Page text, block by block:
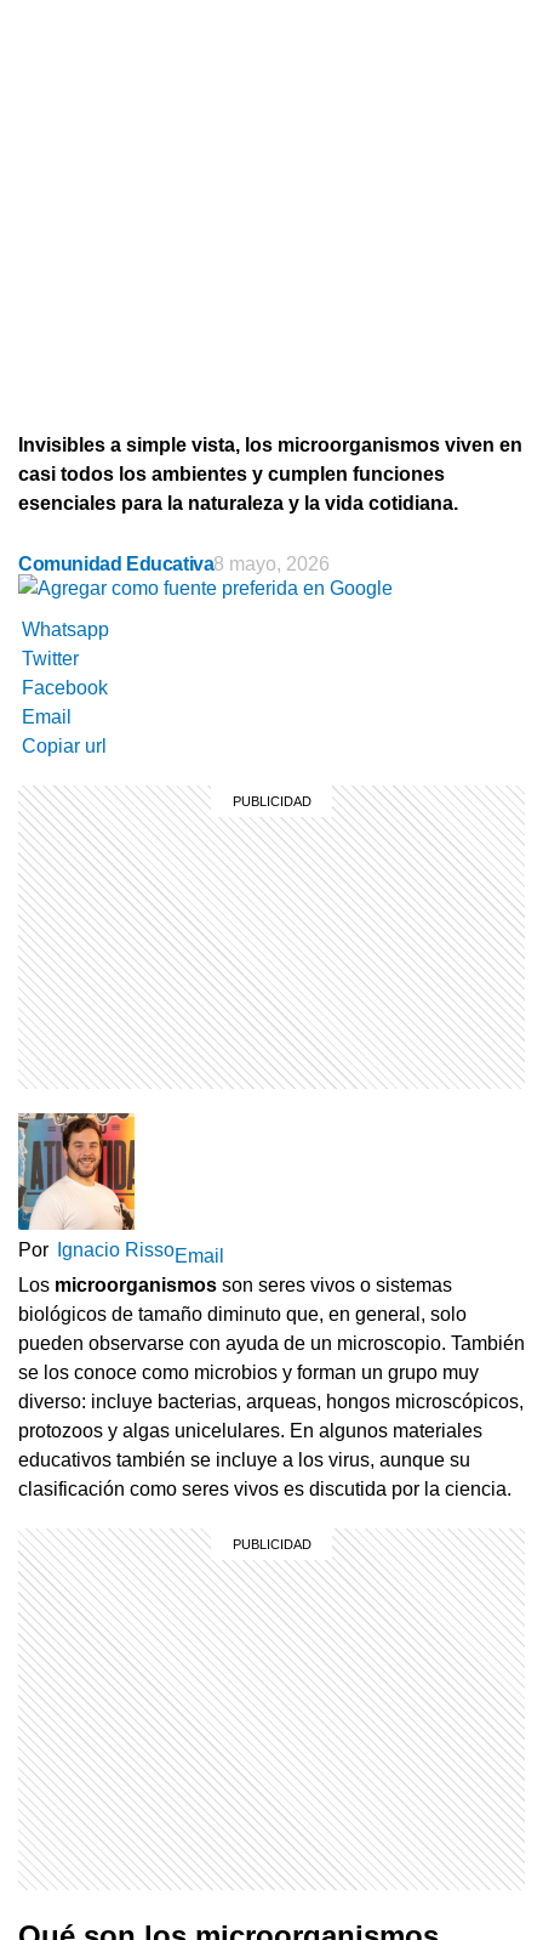
Invisibles a simple vista, los microorganismos viven en
casi todos los ambientes y cumplen funciones
esenciales para la naturaleza y la vida cotidiana.
Comunidad Educativa8 mayo, 2026
Whatsapp
Twitter
Facebook
Email
Copiar url
Por Ignacio RissoEmail
Los microorganismos son seres vivos o sistemas
biológicos de tamaño diminuto que, en general, solo
pueden observarse con ayuda de un microscopio. También
se los conoce como microbios y forman un grupo muy
diverso: incluye bacterias, arqueas, hongos microscópicos,
protozoos y algas unicelulares. En algunos materiales
educativos también se incluye a los virus, aunque su
clasificación como seres vivos es discutida por la ciencia.